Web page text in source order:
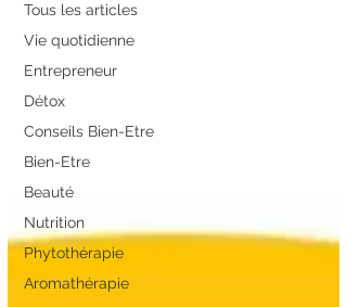
Tous les articles
Vie quotidienne
Entrepreneur
Détox
Conseils Bien-Etre
Bien-Etre
Beauté
Nutrition
Phytothérapie
Aromathérapie